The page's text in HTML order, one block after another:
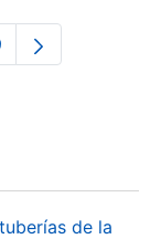
intermedias Use
de la